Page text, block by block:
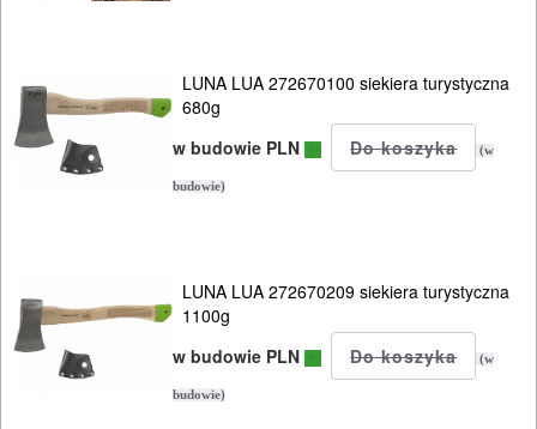
NARZĘDZIA
BRUKARSKIE
OBRÓBKA
METALU
WARSZTATOWE
LUNA LUA 272670100 siekiera turystyczna
680g
w budowie PLN
(w
budowie)
LUNA LUA 272670209 siekiera turystyczna
1100g
w budowie PLN
(w
budowie)